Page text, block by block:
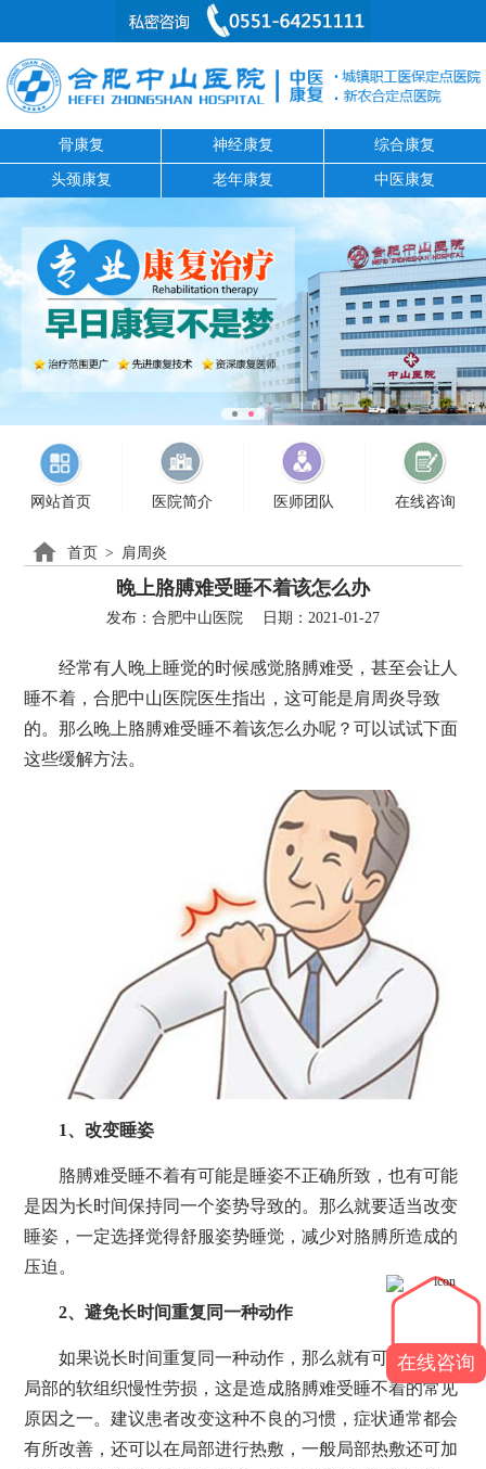
骨康复 神经康复 综合康复
头颈康复 老年康复 中医康复
网站首页 医院简介 医师团队 在线咨询
首页 > 肩周炎
晚上胳膊难受睡不着该怎么办
发布：合肥中山医院 日期：2021-01-27
经常有人晚上睡觉的时候感觉胳膊难受，甚至会让人
睡不着，合肥中山医院医生指出，这可能是肩周炎导致
的。那么晚上胳膊难受睡不着该怎么办呢？可以试试下面
这些缓解方法。
1、改变睡姿
胳膊难受睡不着有可能是睡姿不正确所致，也有可能
是因为长时间保持同一个姿势导致的。那么就要适当改变
睡姿，一定选择觉得舒服姿势睡觉，减少对胳膊所造成的
压迫。
2、避免长时间重复同一种动作
如果说长时间重复同一种动作，那么就有可能会导致
局部的软组织慢性劳损，这是造成胳膊难受睡不着的常见
原因之一。建议患者改变这种不良的习惯，症状通常都会
有所改善，还可以在局部进行热敷，一般局部热敷还可加
在线咨询